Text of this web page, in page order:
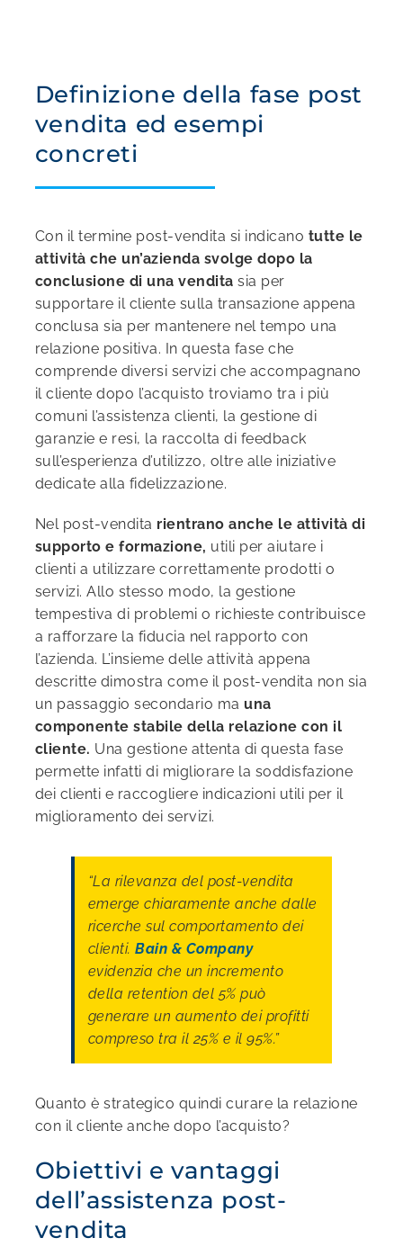
Definizione della fase post
vendita ed esempi
concreti
Con il termine post-vendita si indicano tutte le
attività che un’azienda svolge dopo la
conclusione di una vendita sia per
supportare il cliente sulla transazione appena
conclusa sia per mantenere nel tempo una
relazione positiva. In questa fase che
comprende diversi servizi che accompagnano
il cliente dopo l’acquisto troviamo tra i più
comuni l’assistenza clienti, la gestione di
garanzie e resi, la raccolta di feedback
sull’esperienza d’utilizzo, oltre alle iniziative
dedicate alla fidelizzazione.
Nel post-vendita rientrano anche le attività di
supporto e formazione, utili per aiutare i
clienti a utilizzare correttamente prodotti o
servizi. Allo stesso modo, la gestione
tempestiva di problemi o richieste contribuisce
a rafforzare la fiducia nel rapporto con
l’azienda. L’insieme delle attività appena
descritte dimostra come il post-vendita non sia
un passaggio secondario ma una
componente stabile della relazione con il
cliente. Una gestione attenta di questa fase
permette infatti di migliorare la soddisfazione
dei clienti e raccogliere indicazioni utili per il
miglioramento dei servizi.
“La rilevanza del post-vendita
emerge chiaramente anche dalle
ricerche sul comportamento dei
clienti.Bain & Company
evidenzia che un incremento
della retention del 5% può
generare un aumento dei profitti
compreso tra il 25% e il 95%.”
Quanto è strategico quindi curare la relazione
con il cliente anche dopo l’acquisto?
Obiettivi e vantaggi
dell’assistenza post-
vendita